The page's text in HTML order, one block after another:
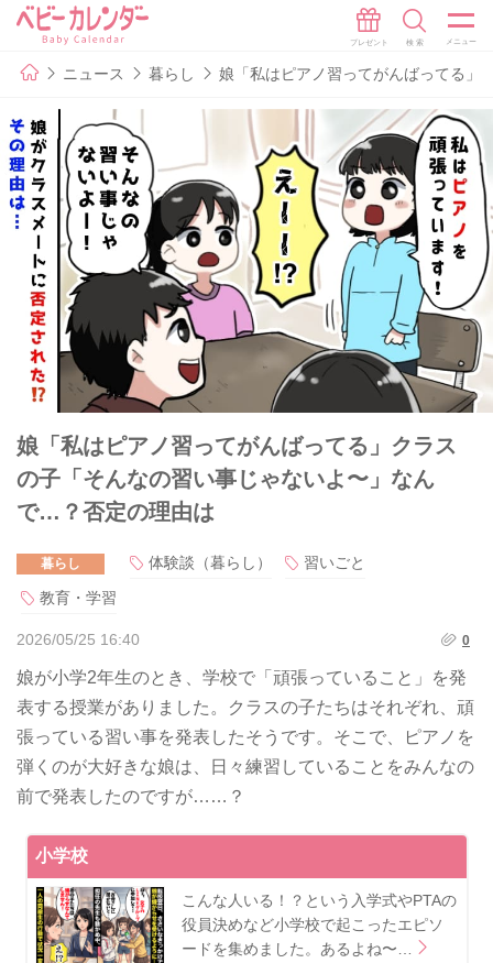
ニュース 暮らし 娘「私はピアノ習ってがんばってる」
娘「私はピアノ習ってがんばってる」クラス
の子「そんなの習い事じゃないよ〜」なん
で…？否定の理由は
暮らし 体験談（暮らし）
習いごと
教育・学習
2026/05/25 16:40 0
娘が小学2年生のとき、学校で「頑張っていること」を発
表する授業がありました。クラスの子たちはそれぞれ、頑
張っている習い事を発表したそうです。そこで、ピアノを
弾くのが大好きな娘は、日々練習していることをみんなの
前で発表したのですが……？
小学校
こんな人いる！？という入学式やPTAの
役員決めなど小学校で起こったエピソ
ードを集めました。あるよね〜…